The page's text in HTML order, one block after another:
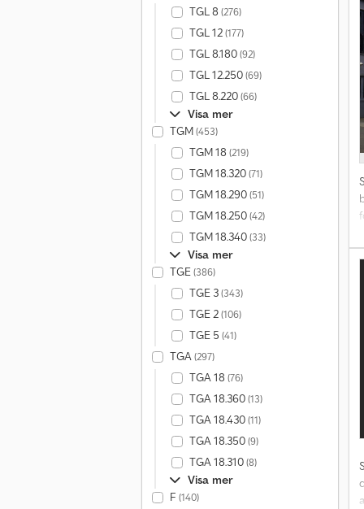
TGL 8 (276)
TGL 12(177)
TGL 8.180(92)
TGL 12.250(69)
TGL 8.220(66)
Visa mer
TGM(453)
TGM 18 (219)
TGM 18.320(71)
TGM 18.290(51)
TGM 18.250(42)
TGM 18.340(33)
Visa mer
TGE(386)
TGE 3(343)
TGE 2(106)
TGE 5 (41)
TGA(297)
TGA 18 (76)
TGA 18.360(13)
TGA 18.430(11)
TGA 18.350(9)
TGA 18.310(8)
Visa mer
F (140)